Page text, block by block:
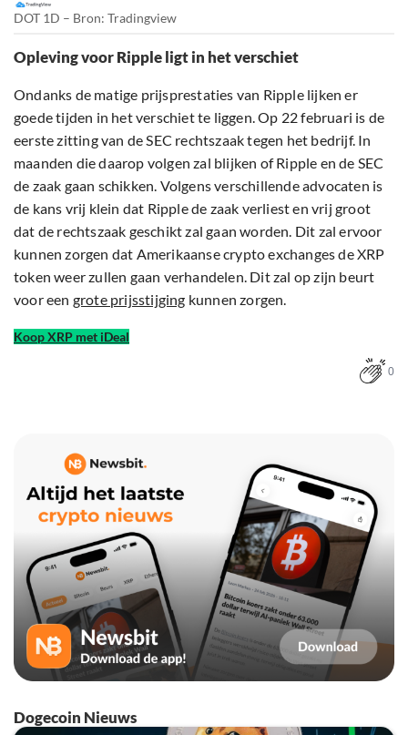
DOT 1D – Bron: Tradingview
Opleving voor Ripple ligt in het verschiet
Ondanks de matige prijsprestaties van Ripple lijken er
goede tijden in het verschiet te liggen. Op 22 februari is de
eerste zitting van de SEC rechtszaak tegen het bedrijf. In
maanden die daarop volgen zal blijken of Ripple en de SEC
de zaak gaan schikken. Volgens verschillende advocaten is
de kans vrij klein dat Ripple de zaak verliest en vrij groot
dat de rechtszaak geschikt zal gaan worden. Dit zal ervoor
kunnen zorgen dat Amerikaanse crypto exchanges de XRP
token weer zullen gaan verhandelen. Dit zal op zijn beurt
voor een grote prijsstijging kunnen zorgen.
Koop XRP met iDeal
0
Dogecoin Nieuws